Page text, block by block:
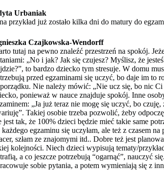
Urbaniak
przykład już zostało kilka dni do matury do
Czajkowska-Wendorff
tutaj na pewno znaleźć przestrzeń na spokój.
„No i jak? Jak się czujesz? Myślisz, że
to bardzo dziecko tym stresuje. W domu
przed egzaminami się uczyć, bo daje im to
Nie należy mówić: „Nie ucz się, bo nic
ponieważ w nauce znajduje spokój. Inne
„Ja już teraz nie mogę się uczyć, bo
Takiej osobie trzeba pozwolić, żeby
jest tak, że 100% dzieci będzie mieć takie same
każdego egzaminu się uczyłam, ale też z czasem
szłam ze znajomymi itd.. Dobre też jest
kolejności. Niech dzieci wypisują tematy/
a co jeszcze potrzebują “ogarnąć”, nauczyć
sobie pytania, a potem wymieniają się z